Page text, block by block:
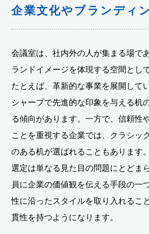
企業文化やブランディ
会議室は、社内外の人が集まる場で
ランドイメージを体現する空間とし
たとえば、革新的な事業を展開して
シャープで先進的な印象を与える机
る傾向があります。一方で、信頼性
ことを重視する企業では、クラシッ
のある机が選ばれることもあります
選定は単なる見た目の問題にとどま
員に企業の価値観を伝える手段の一
性に沿ったスタイルを取り入れるこ
貫性を持つようになります。